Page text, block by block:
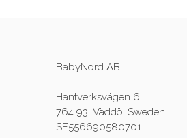
BabyNord AB
Hantverksvägen 6
764 93 Väddö, Sweden
SE556690580701